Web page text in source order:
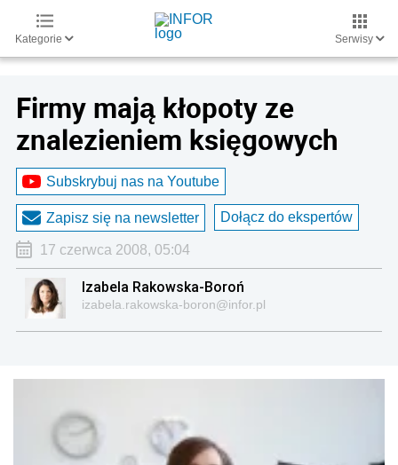
Kategorie Serwisy
Firmy mają kłopoty ze
znalezieniem księgowych
Subskrybuj nas na Youtube
Zapisz się na newsletter Dołącz do ekspertów
17 czerwca 2008, 05:04
Izabela Rakowska-Boroń
izabela.rakowska-boron@infor.pl